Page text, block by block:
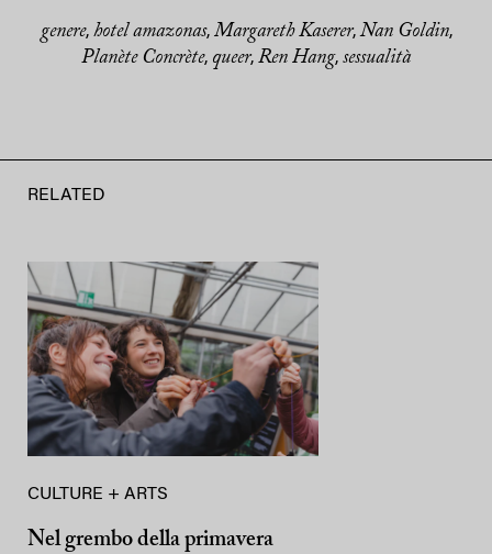
genere, hotel amazonas, Margareth Kaserer,Nan Goldin,
Planète Concrète, queer, Ren Hang, sessualità
RELATED
CULTURE + ARTS
Nel grembo della primavera